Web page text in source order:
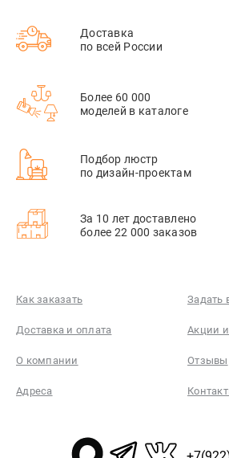
Доставка
по всей России
Более 60 000
моделей в каталоге
Подбор люстр
по дизайн-проектам
За 10 лет доставлено
более 22 000 заказов
Как заказать Задать
Доставка и оплата Акции
О компании Отзывы
Адреса